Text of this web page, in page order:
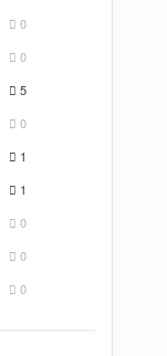
0
0
5
0
1
1
0
0
0